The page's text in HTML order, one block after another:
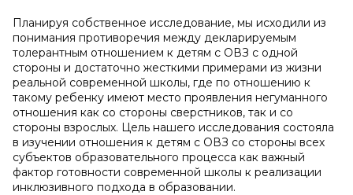
Планируя собственное исследование, мы исходили из
понимания противоречия между декларируемым
толерантным отношением к детям с ОВЗ с одной
стороны и достаточно жесткими примерами из жизни
реальной современной школы, где по отношению к
такому ребенку имеют место проявления негуманного
отношения как со стороны сверстников, так и со
стороны взрослых. Цель нашего исследования состояла
в изучении отношения к детям с ОВЗ со стороны всех
субъектов образовательного процесса как важный
фактор готовности современной школы к реализации
инклюзивного подхода в образовании.